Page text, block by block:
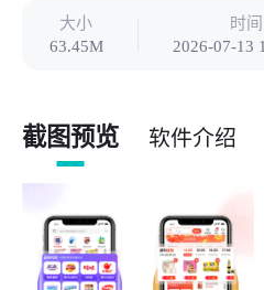
大小
63.45M
时间
2026-07-13
截图预览 软件介绍